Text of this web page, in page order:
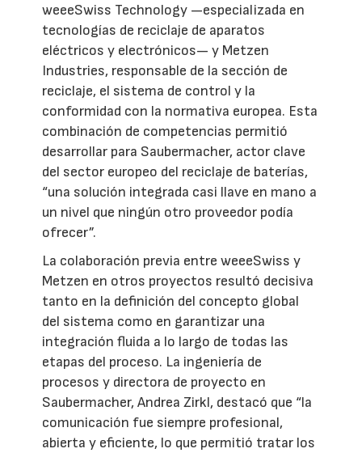
weeeSwiss Technology —especializada en
tecnologías de reciclaje de aparatos
eléctricos y electrónicos— y Metzen
Industries, responsable de la sección de
reciclaje, el sistema de control y la
conformidad con la normativa europea. Esta
combinación de competencias permitió
desarrollar para Saubermacher, actor clave
del sector europeo del reciclaje de baterías,
“una solución integrada casi llave en mano a
un nivel que ningún otro proveedor podía
ofrecer”.
La colaboración previa entre weeeSwiss y
Metzen en otros proyectos resultó decisiva
tanto en la definición del concepto global
del sistema como en garantizar una
integración fluida a lo largo de todas las
etapas del proceso. La ingeniería de
procesos y directora de proyecto en
Saubermacher, Andrea Zirkl, destacó que “la
comunicación fue siempre profesional,
abierta y eficiente, lo que permitió tratar los